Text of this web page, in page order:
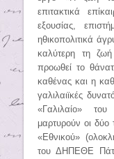
επιτακτικά
εξουσίας,
ηθικοπολιτικά
καλύτερη τη
προωθεί το
καθένας και η
γαλιλαιϊκές
«Γαλιλαίο»
μαρτυρούν οι δύο
«Εθνικού»
του ΔΗΠΕΘΕ